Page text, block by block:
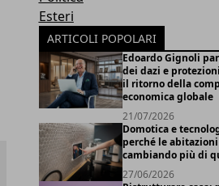
Esteri
ARTICOLI POPOLARI
Edoardo Gignoli
dei dazi e
il ritorno della
economica globale
21/07/2026
Domotica e
perché le
cambiando più di
27/06/2026